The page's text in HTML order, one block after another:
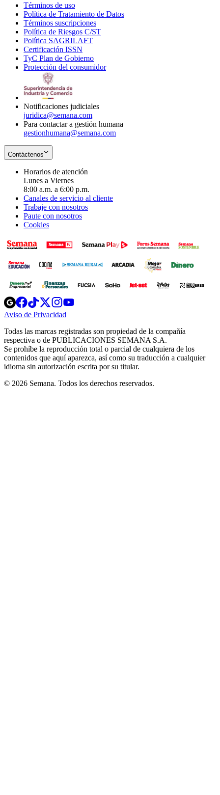
Términos de uso
in
new
window
Política de Tratamiento de Datos
Términos suscripciones
in
Política de Riesgos C/ST
Política SAGRILAFT
new
window
Certificación ISSN
in
new
TyC Plan de Gobierno
in
Protección del consumidorOpens
Notificaciones judiciales
juridica@semana.com
Para contactar a gestión humana
gestionhumana@semana.com
Contáctenos
Horarios de atención
Lunes a Viernes
8:00 a.m. a 6:00 p.m.
Canales de servicio al cliente
Trabaje con nosotros
Paute con nosotros
Cookies
Opens
in
new
Opens
in
new
Opens
in
new
window
Opens
new
windowwindow
Aviso de Privacidad
new
window
Todas las marcas registradas son propiedad de la compañía
respectiva o de PUBLICACIONES SEMANA S.A.
Se prohíbe la reproducción total o parcial de cualquiera de los
contenidos que aquí aparezca, así como su traducción a cualquier
idioma sin autorización escrita por su titular.
© 2026 Semana. Todos los derechos reservados.